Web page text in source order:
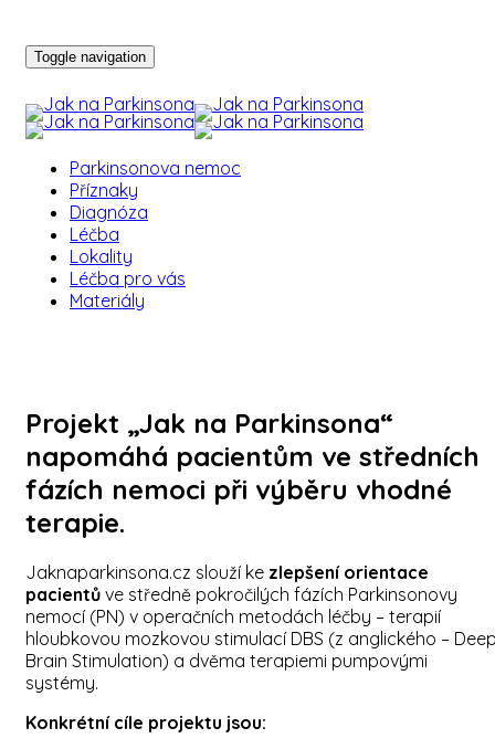
Toggle navigation
Parkinsonova nemoc
Příznaky
Diagnóza
Léčba
Lokality
Léčba pro vás
Materiály
Projekt „Jak na Parkinsona“
napomáhá pacientům ve středních
fázích nemoci při výběru vhodné
terapie.
Jaknaparkinsona.cz slouží ke zlepšení orientace
pacientů ve středně pokročilých fázích Parkinsonovy
nemocí (PN) v operačních metodách léčby – terapií
hloubkovou mozkovou stimulací DBS (z anglického –
Brain Stimulation) a dvěma terapiemi pumpovými
systémy.
Konkrétní cíle projektu jsou: